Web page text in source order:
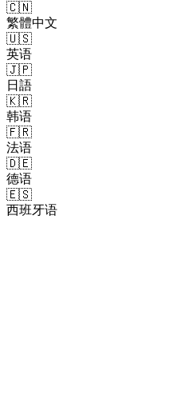
🇨🇳
繁體中文
🇺🇸
英语
🇯🇵
日語
🇰🇷
韩语
🇫🇷
法语
🇩🇪
德语
🇪🇸
西班牙语